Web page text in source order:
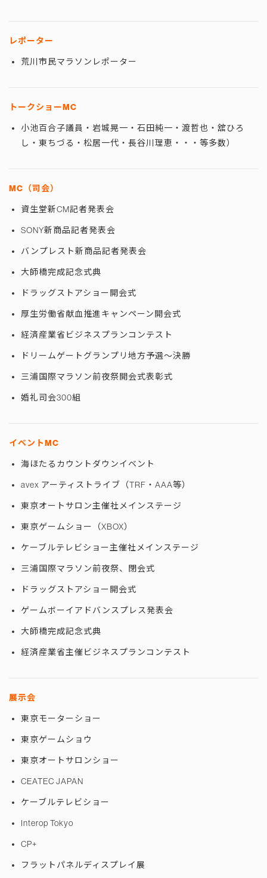
レポーター
荒川市民マラソンレポーター
トークショーMC
小池百合子議員・岩城晃一・石田純一・渡哲也・舘ひろ
し・東ちづる・松居一代・長谷川理恵・・・等多数）
MC（司会）
資生堂新CM記者発表会
SONY新商品記者発表会
バンプレスト新商品記者発表会
大師橋完成記念式典
ドラッグストアショー開会式
厚生労働省献血推進キャンペーン開会式
経済産業省ビジネスプランコンテスト
ドリームゲートグランプリ地方予選〜決勝
三浦国際マラソン前夜祭開会式表彰式
婚礼司会300組
イベントMC
海ほたるカウントダウンイベント
avex アーティストライブ（TRF・AAA等）
東京オートサロン主催社メインステージ
東京ゲームショー（XBOX）
ケーブルテレビショー主催社メインステージ
三浦国際マラソン前夜祭、閉会式
ドラッグストアショー開会式
ゲームボーイアドバンスプレス発表会
大師橋完成記念式典
経済産業省主催ビジネスプランコンテスト
展示会
東京モーターショー
東京ゲームショウ
東京オートサロンショー
CEATEC JAPAN
ケーブルテレビショー
Interop Tokyo
CP+
フラットパネルディスプレイ展